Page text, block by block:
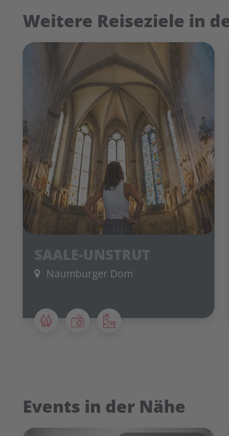
Weitere Reiseziele in
SAALE-UNSTRUT
Naumburger Dom
Events in der Nähe